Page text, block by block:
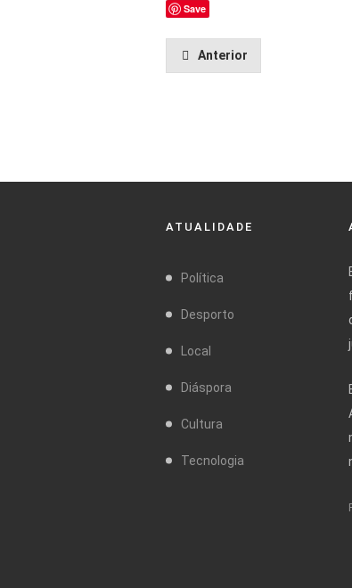
Save
Anterior
ATUALIDADE
Política
Desporto
Local
Diáspora
Cultura
Tecnologia